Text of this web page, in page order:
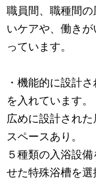
職員間、職種間
いケアや、働き
っています。
・機能的に設計
を入れています。
広めに設計され
スペースあり。
５種類の入浴設
せた特殊浴槽を選